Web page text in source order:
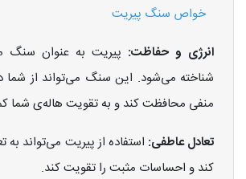
خواص سنگ پیریت
انرژی و حفاظت: پیریت به عنوان سنگ
شناخته می‌شود. این سنگ می‌تواند از شما
منفی محافظت کند و به تقویت هاله‌ی شما
تعادل عاطفی: استفاده از پیریت می‌تواند
کند و احساسات مثبت را تقویت کند.